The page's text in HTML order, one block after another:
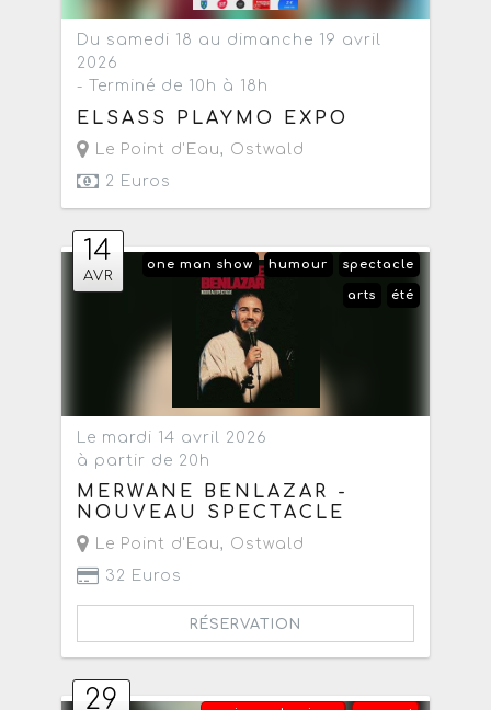
Du samedi 18 au dimanche 19 avril
2026
- Terminé de 10h à 18h
ELSASS PLAYMO EXPO
Le Point d'Eau, Ostwald
2 Euros
14
AVR
spectacle
humour
one man show
été
arts
Le mardi 14 avril 2026
à partir de 20h
MERWANE BENLAZAR -
NOUVEAU SPECTACLE
Le Point d'Eau, Ostwald
32 Euros
RÉSERVATION
29